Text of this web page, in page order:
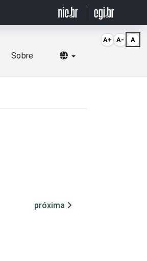
Sobre Selecionar idioma
próxima
A+ A- A